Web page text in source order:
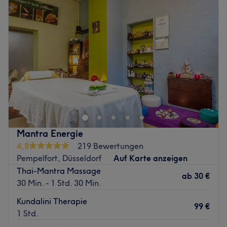
Expertise: Massagen
Produkte und Produktmarken: Hochwertige Produkte
Extras: kinderfreundlich, kostenlose Getränke,
Verwendung von Luftreinigern, kostenloses W-LAN
Zurück zur Salonansicht
Mittwoch
Donnerstag
10:00
Freitag
10:00
10:00
Geschlossen
Haut lieben, Haut beobachten, Haut pflegen und nur von
den besten Produkten und Zutaten küssen lassen! Dein
Haut-Coach in der Schloßstraße 6 in Düsseldorf-
Pempelfort macht genau das! Ob jung oder alt, deine
Haut hat auch mal eine Auszeit verdient! Finde deinen
Wunschtermin jetzt ganz einfach online oder per App
über Treatwell und zeig deiner Haut, wie sehr du sie
schätzt.
Zurück zur Salonansicht
Mantra Energie
4,8
219 Bewertungen
Pempelfort, Düsseldorf
Auf Karte anzeigen
Thai-Mantra Massage
30 Min. - 1 Std. 30 Min.
ab 30 €
Kundalini Therapie
1 Std.
99 €